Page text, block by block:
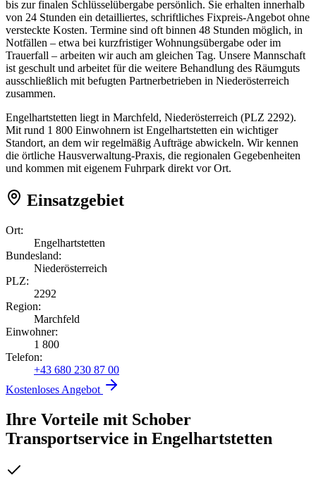
bis zur finalen Schlüsselübergabe persönlich. Sie erhalten innerhalb
von 24 Stunden ein detailliertes, schriftliches Fixpreis-Angebot ohne
versteckte Kosten. Termine sind oft binnen 48 Stunden möglich, in
Notfällen – etwa bei kurzfristiger Wohnungsübergabe oder im
Trauerfall – arbeiten wir auch am gleichen Tag. Unsere Mannschaft
ist geschult und arbeitet für die weitere Behandlung des Räumguts
ausschließlich mit befugten Partnerbetrieben in Niederösterreich
zusammen.
Engelhartstetten liegt in Marchfeld, Niederösterreich (PLZ 2292).
Mit rund 1 800 Einwohnern ist Engelhartstetten ein wichtiger
Standort, an dem wir regelmäßig Aufträge abwickeln. Wir kennen
die örtliche Hausverwaltung-Praxis, die regionalen Gegebenheiten
und kommen mit eigenem Fuhrpark direkt vor Ort.
Einsatzgebiet
Ort:
Engelhartstetten
Bundesland:
Niederösterreich
PLZ:
2292
Region:
Marchfeld
Einwohner:
1 800
Telefon:
+43 680 230 87 00
Kostenloses Angebot
Ihre Vorteile mit Schober
Transportservice in Engelhartstetten